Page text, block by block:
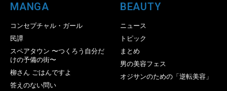
MANGA
コンセプチャル・ガール
民譚
スペアタウン 〜つくろう自分だ
けの予備の街〜
柳さん ごはんですよ
答えのない問い
BEAUTY
ニュース
トピック
まとめ
男の美容フェス
オジサンのための「逆転美容」